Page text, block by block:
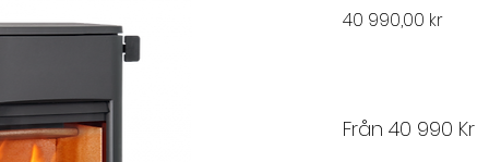
40 990,00 krPris
Från 40 990 Kr